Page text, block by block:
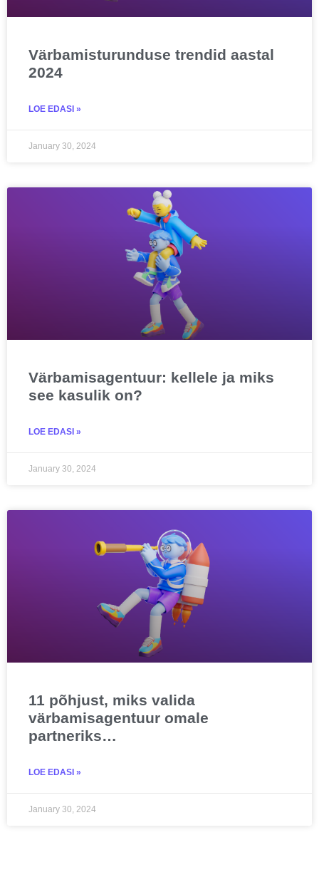
Värbamisturunduse trendid aastal
2024
LOE EDASI »
January 30, 2024
Värbamisagentuur: kellele ja miks
see kasulik on?
LOE EDASI »
January 30, 2024
11 põhjust, miks valida
värbamisagentuur omale
partneriks…
LOE EDASI »
January 30, 2024